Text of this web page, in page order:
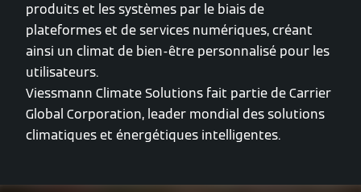
produits et les systèmes par le biais de
plateformes et de services numériques, créant
ainsi un climat de bien-être personnalisé pour les
utilisateurs.
Viessmann Climate Solutions fait partie de Carrier
Global Corporation, leader mondial des solutions
climatiques et énergétiques intelligentes.